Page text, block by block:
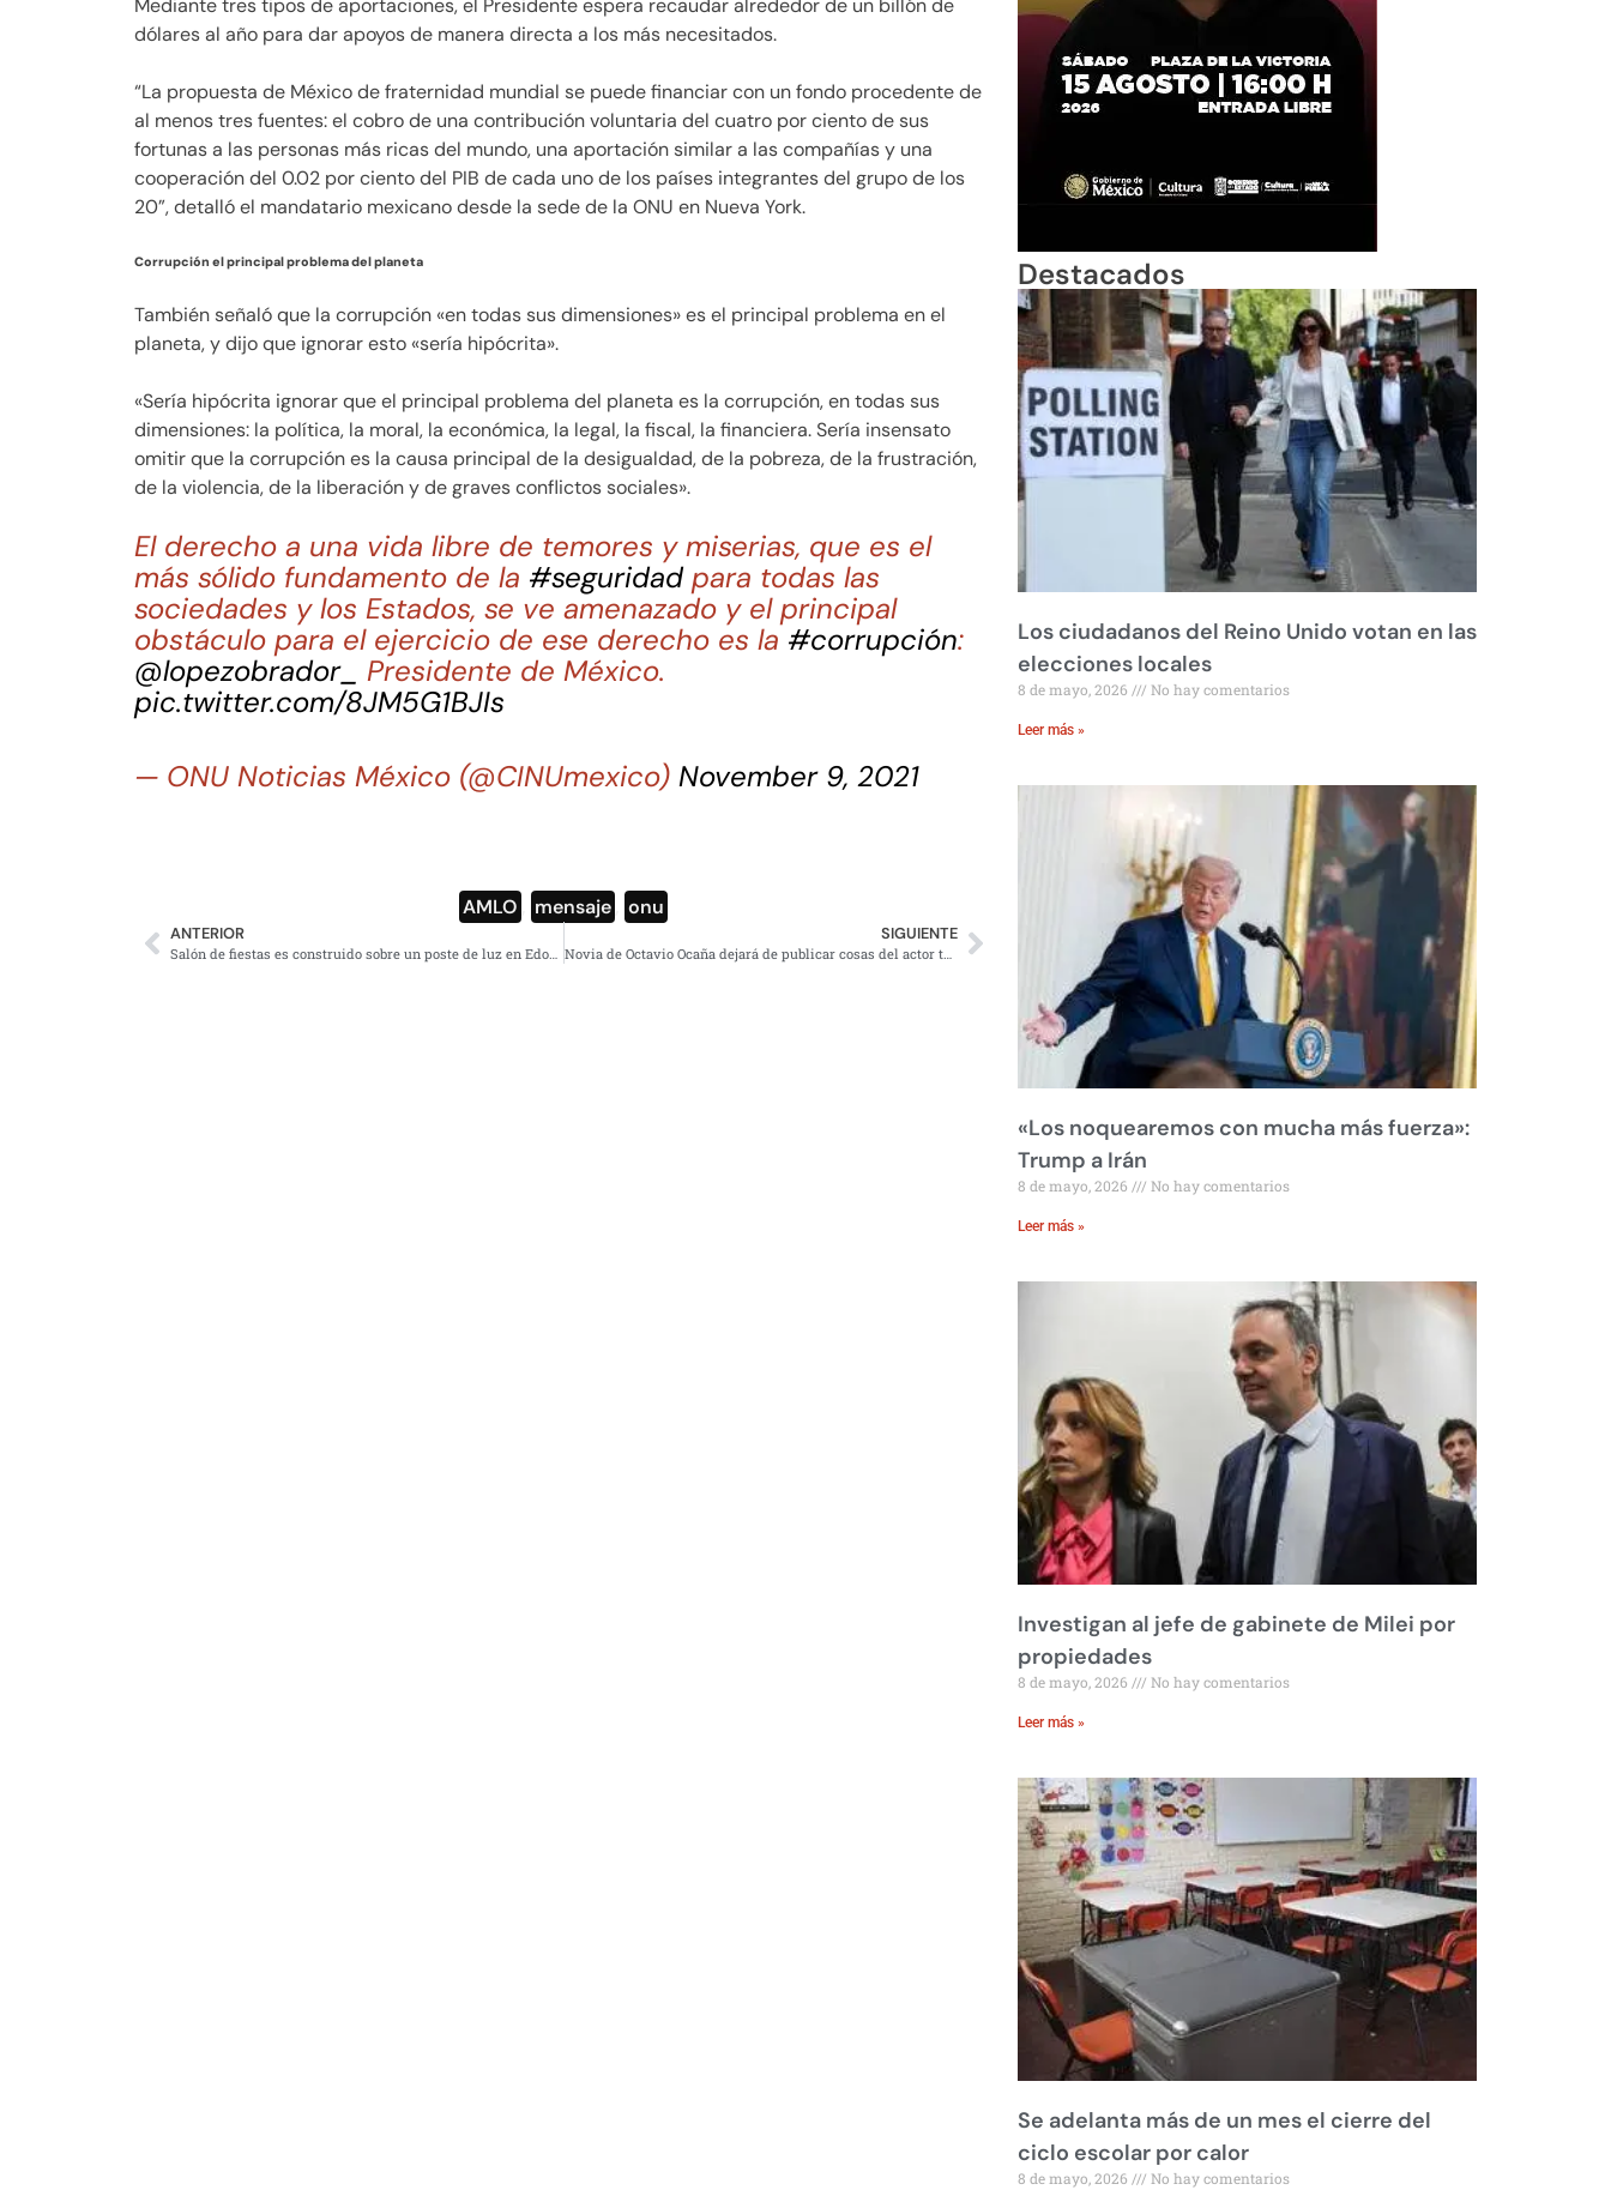
Mediante tres tipos de aportaciones, el Presidente espera recaudar alrededor de un billón de
dólares al año para dar apoyos de manera directa a los más necesitados.
“La propuesta de México de fraternidad mundial se puede financiar con un fondo procedente de
al menos tres fuentes: el cobro de una contribución voluntaria del cuatro por ciento de sus
fortunas a las personas más ricas del mundo, una aportación similar a las compañías y una
cooperación del 0.02 por ciento del PIB de cada uno de los países integrantes del grupo de los
20”, detalló el mandatario mexicano desde la sede de la ONU en Nueva York.
Corrupción el principal problema del planeta
También señaló que la corrupción «en todas sus dimensiones» es el principal problema en el
planeta, y dijo que ignorar esto «sería hipócrita».
«Sería hipócrita ignorar que el principal problema del planeta es la corrupción, en todas sus
dimensiones: la política, la moral, la económica, la legal, la fiscal, la financiera. Sería insensato
omitir que la corrupción es la causa principal de la desigualdad, de la pobreza, de la frustración,
de la violencia, de la liberación y de graves conflictos sociales».
El derecho a una vida libre de temores y miserias, que es el
más sólido fundamento de la #seguridadpara todas las
sociedades y los Estados, se ve amenazado y el principal
obstáculo para el ejercicio de ese derecho es la #corrupción:
@lopezobrador_ Presidente de México.
pic.twitter.com/8JM5G1BJIs
— ONU Noticias México (@CINUmexico) November 9, 2021
AMLO mensaje onu
ANTERIOR
Salón de fiestas es construido sobre un poste de luz en Edomex
SIGUIENTE
Novia de Octavio Ocaña dejará de publicar cosas del actor tras ser atacada en redes sociales
Destacados
Los ciudadanos del Reino Unido votan en las
elecciones locales
8 de mayo, 2026 No hay comentarios
Leer más »
«Los noquearemos con mucha más fuerza»:
Trump a Irán
8 de mayo, 2026 No hay comentarios
Leer más »
Investigan al jefe de gabinete de Milei por
propiedades
8 de mayo, 2026 No hay comentarios
Leer más »
Se adelanta más de un mes el cierre del
ciclo escolar por calor
8 de mayo, 2026 No hay comentarios